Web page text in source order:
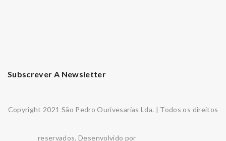
Subscrever A Newsletter
Copyright 2021 São Pedro Ourivesarias Lda. | Todos os direitos
reservados. Desenvolvido por